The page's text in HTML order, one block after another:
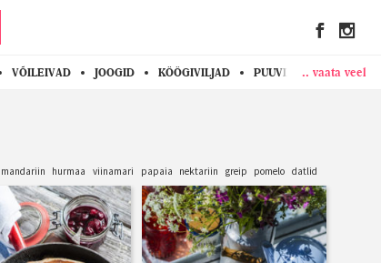
VÕILEIVAD JOOGID KÖÖGIVILJAD PUUVILJAD MARJAD
.. vaata veel
mandariin hurmaa viinamari papaia nektariin greip pomelo datlid